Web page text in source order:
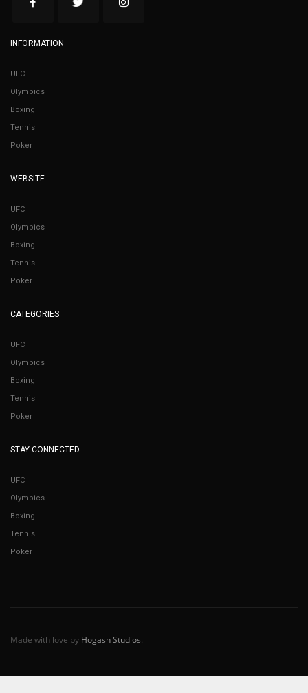
INFORMATION
UFC
Olympics
Boxing
Tennis
Poker
WEBSITE
UFC
Olympics
Boxing
Tennis
Poker
CATEGORIES
UFC
Olympics
Boxing
Tennis
Poker
STAY CONNECTED
UFC
Olympics
Boxing
Tennis
Poker
Made with love by Hogash Studios.